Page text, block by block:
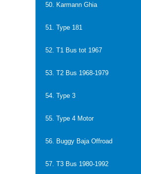
50. Karmann Ghia
51. Type 181
52. T1 Bus tot 1967
53. T2 Bus 1968-1979
54. Type 3
55. Type 4 Motor
56. Buggy Baja Offroad
57. T3 Bus 1980-1992